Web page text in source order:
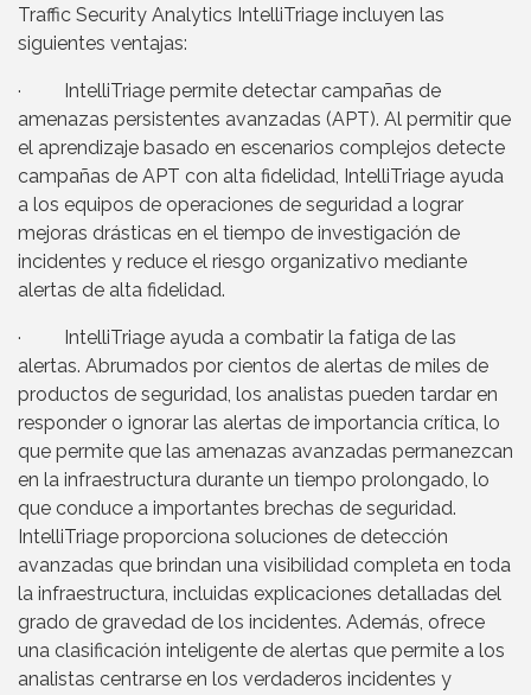
Traffic Security Analytics IntelliTriage incluyen las
siguientes ventajas:
· IntelliTriage permite detectar campañas de
amenazas persistentes avanzadas (APT). Al permitir que
el aprendizaje basado en escenarios complejos detecte
campañas de APT con alta fidelidad, IntelliTriage ayuda
a los equipos de operaciones de seguridad a lograr
mejoras drásticas en el tiempo de investigación de
incidentes y reduce el riesgo organizativo mediante
alertas de alta fidelidad.
· IntelliTriage ayuda a combatir la fatiga de las
alertas. Abrumados por cientos de alertas de miles de
productos de seguridad, los analistas pueden tardar en
responder o ignorar las alertas de importancia crítica, lo
que permite que las amenazas avanzadas permanezcan
en la infraestructura durante un tiempo prolongado, lo
que conduce a importantes brechas de seguridad.
IntelliTriage proporciona soluciones de detección
avanzadas que brindan una visibilidad completa en toda
la infraestructura, incluidas explicaciones detalladas del
grado de gravedad de los incidentes. Además, ofrece
una clasificación inteligente de alertas que permite a los
analistas centrarse en los verdaderos incidentes y